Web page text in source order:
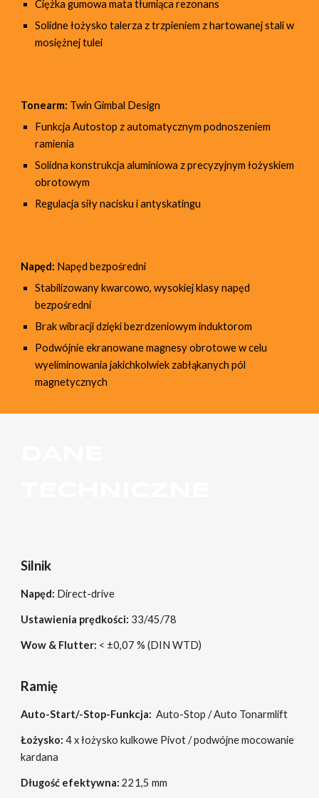
Ciężka gumowa mata tłumiąca rezonans
Solidne łożysko talerza z trzpieniem z hartowanej stali w
mosiężnej tulei
Tonearm: Twin Gimbal Design
Funkcja Autostop z automatycznym podnoszeniem
ramienia
Solidna konstrukcja aluminiowa z precyzyjnym łożyskiem
obrotowym
Regulacja siły nacisku i antyskatingu
Napęd: Napęd bezpośredni
Stabilizowany kwarcowo, wysokiej klasy napęd
bezpośredni
Brak wibracji dzięki bezrdzeniowym induktorom
Podwójnie ekranowane magnesy obrotowe w celu
wyeliminowania jakichkolwiek zabłąkanych pól
magnetycznych
Silnik
Napęd: Direct-drive
Ustawienia prędkości: 33/45/78
Wow & Flutter: < ±0,07 % (DIN WTD)
Ramię
Auto-Start/-Stop-Funkcja: Auto-Stop / Auto Tonarmlift
Łożysko: 4 x łożysko kulkowe Pivot / podwójne mocowanie
kardana
Długość efektywna: 221,5 mm